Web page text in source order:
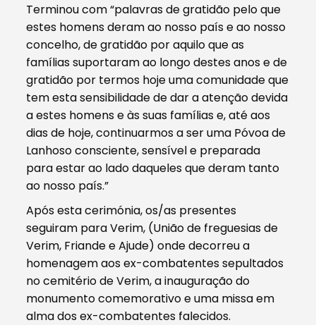
Terminou com “palavras de gratidão pelo que
estes homens deram ao nosso país e ao nosso
concelho, de gratidão por aquilo que as
famílias suportaram ao longo destes anos e de
gratidão por termos hoje uma comunidade que
tem esta sensibilidade de dar a atenção devida
a estes homens e às suas famílias e, até aos
dias de hoje, continuarmos a ser uma Póvoa de
Lanhoso consciente, sensível e preparada
para estar ao lado daqueles que deram tanto
ao nosso país.”
Após esta cerimónia, os/as presentes
seguiram para Verim, (União de freguesias de
Verim, Friande e Ajude) onde decorreu a
homenagem aos ex-combatentes sepultados
no cemitério de Verim, a inauguração do
monumento comemorativo e uma missa em
alma dos ex-combatentes falecidos.